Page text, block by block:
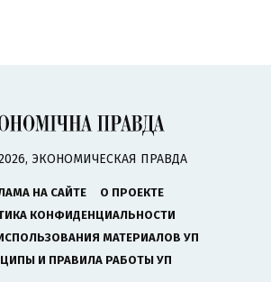
ЭКОНОМИЧЕСКАЯ ПРАВДА
НА САЙТЕ
О ПРОЕКТЕ
КОНФИДЕНЦИАЛЬНОСТИ
МАТЕРИАЛОВ УП
И ПРАВИЛА РАБОТЫ УП